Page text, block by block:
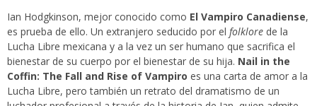
Ian Hodgkinson, mejor conocido como El Vampiro Canadiense,
es prueba de ello. Un extranjero seducido por el folklore de la
Lucha Libre mexicana y a la vez un ser humano que sacrifica el
bienestar de su cuerpo por el bienestar de su hija. Nail in the
Coffin: The Fall and Rise of Vampiro es una carta de amor a la
Lucha Libre, pero también un retrato del dramatismo de un